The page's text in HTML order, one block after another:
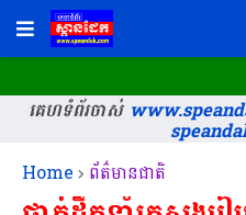
រ
គេហទំព័រចាស់
Home ព័ត៌មានជាតិ